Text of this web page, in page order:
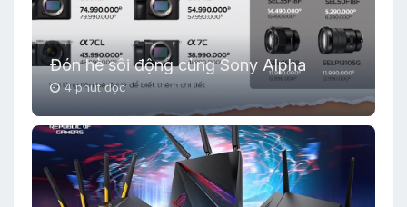
Đón hè sôi động cùng Sony Alpha
4 phút đọc